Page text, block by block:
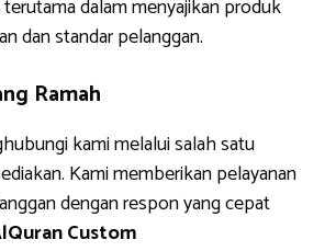
dalam menyajikan produk
dan standar pelanggan.
Ramah
kami melalui salah satu
Kami memberikan pelayanan
dengan respon yang cepat
Custom